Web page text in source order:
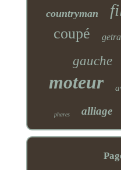
countryman
coupé
gauche
moteur
phares alliage